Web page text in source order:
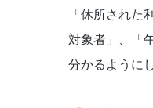
「休所され
対象者」、「
分かるように